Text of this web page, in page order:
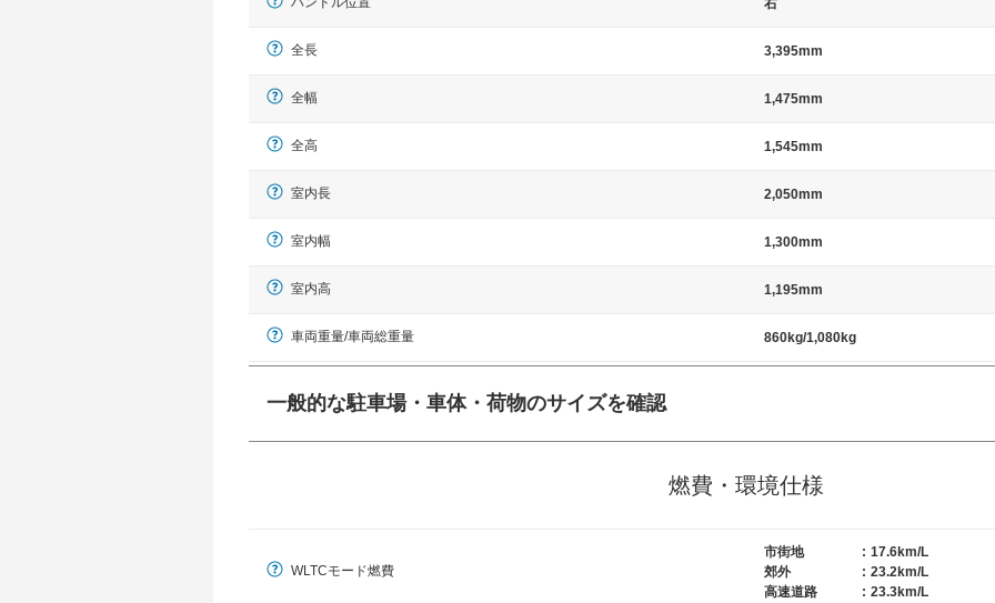
全長 3,395mm
全幅 1,475mm
全高 1,545mm
室内長 2,050mm
室内幅 1,300mm
室内高 1,195mm
車両重量/車両総重量 860kg/1,080kg
一般的な駐車場・車体・荷物のサイズを確認
幅 5,000mmというサイズが標準値（最低値）とされる事が多いようです。
燃費・環境仕様
WLTCモード燃費
市街地 : 17.6km/L
郊外
: 23.2km/L
高速道路
: 23.3km/L